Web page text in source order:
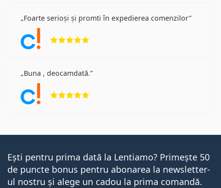
Foarte serioși și promti în expedierea comenzilor
Buna , deocamdată.
Ești pentru prima dată la Lentiamo? Primește 50
de puncte bonus pentru abonarea la newsletter-
ul nostru și alege un cadou la prima comandă.